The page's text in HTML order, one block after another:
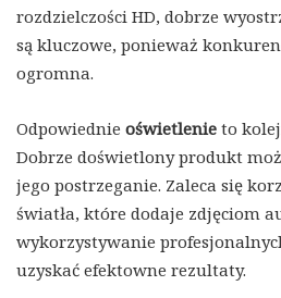
rozdzielczości HD, dobrze
są kluczowe, ponieważ
ogromna.
Odpowiednie oświetlenie to
Dobrze doświetlony produkt
jego postrzeganie. Zaleca się
światła, które dodaje zdjęciom
wykorzystywanie
uzyskać efektowne rezultaty.